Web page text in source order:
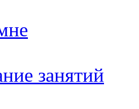
занятий